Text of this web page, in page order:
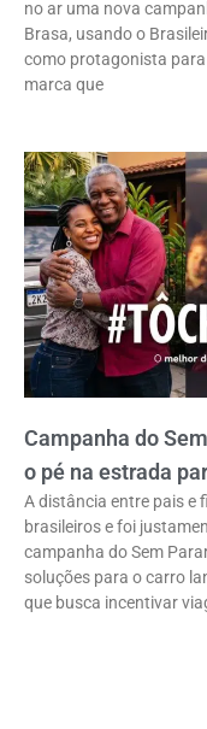
no ar uma nova
Brasa, usando o
como protagonista
marca que
Campanha do
o pé na estrada
A distância entre pais e
brasileiros e foi
campanha do Sem
soluções para o carro
que busca incentivar